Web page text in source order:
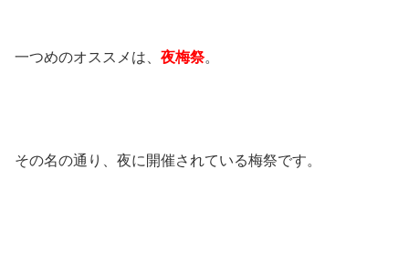
一つめのオススメは、 夜梅祭。
その名の通り、夜に開催されている梅祭です。